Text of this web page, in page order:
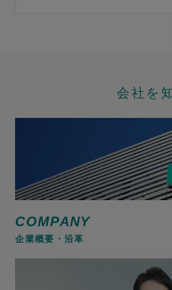
会社を
COMPANY
企業概要・沿革